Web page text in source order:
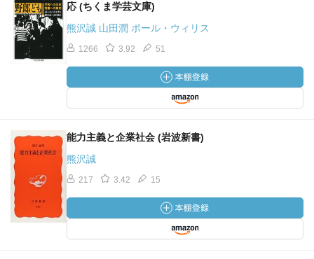
応 (ちくま学芸文庫)
熊沢誠 山田潤 ポール・ウィリス
1266 3.92 51
能力主義と企業社会 (岩波新書)
熊沢誠
217 3.42 15